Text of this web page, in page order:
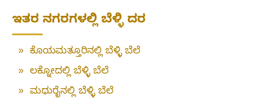
ಇತರ ನಗರಗಳಲ್ಲಿ ಬೆಳ್ಳಿ ದರ
» ಕೊಯಮತ್ತೂರಿನಲ್ಲಿ ಬೆಳ್ಳಿ ಬೆಲೆ
» ಲಕ್ನೋದಲ್ಲಿ ಬೆಳ್ಳಿ ಬೆಲೆ
» ಮಧುರೈನಲ್ಲಿ ಬೆಳ್ಳಿ ಬೆಲೆ